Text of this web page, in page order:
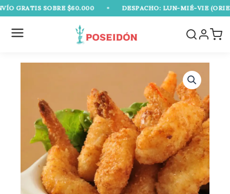
Ir
al
contenido
SOBRE $60.000 • DESPACHO: LUN-MIÉ-VIE (ORIENTE